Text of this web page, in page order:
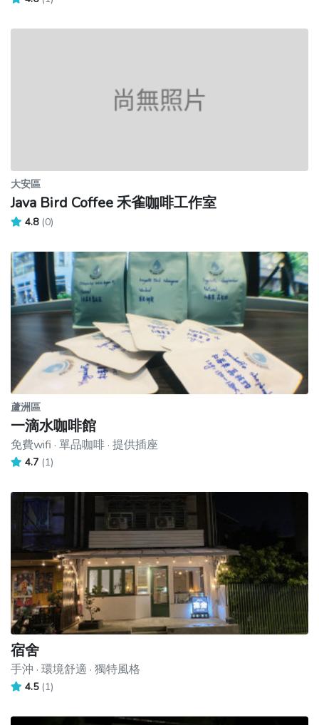
大安區
Java Bird Coffee 禾雀咖啡工作室
4.8 (0)
蘆洲區
一滴水咖啡館
免費wifi · 單品咖啡 · 提供插座
4.7 (1)
宿舍
手沖 · 環境舒適 · 獨特風格
4.5 (1)